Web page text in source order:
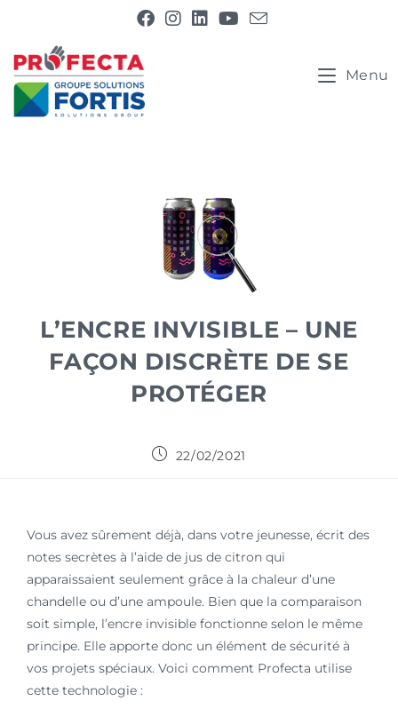
Menu
L’ENCRE INVISIBLE – UNE
FAÇON DISCRÈTE DE SE
PROTÉGER
22/02/2021
Vous avez sûrement déjà, dans votre jeunesse, écrit des
notes secrètes à l’aide de jus de citron qui
apparaissaient seulement grâce à la chaleur d’une
chandelle ou d’une ampoule. Bien que la comparaison
soit simple, l’encre invisible fonctionne selon le même
principe. Elle apporte donc un élément de sécurité à
vos projets spéciaux. Voici comment Profecta utilise
cette technologie :